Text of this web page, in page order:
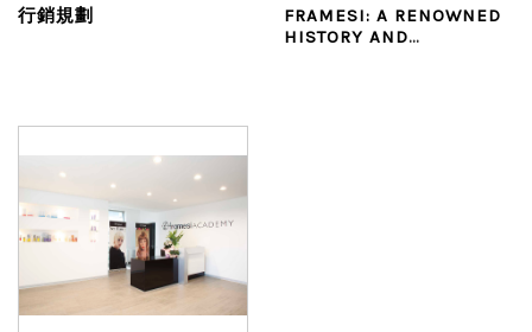
行銷規劃
FRAMESI: A RENOWNED
HISTORY AND